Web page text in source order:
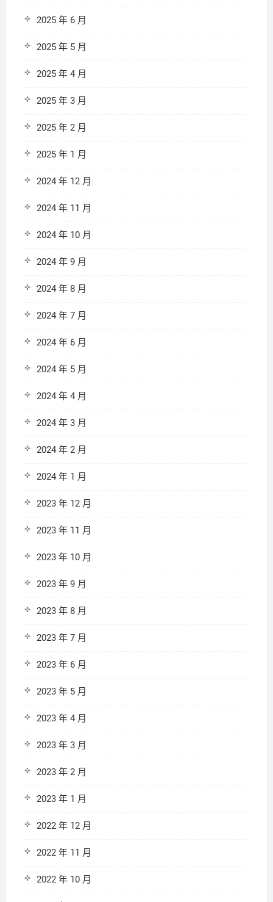
2025 年 6 月
2025 年 5 月
2025 年 4 月
2025 年 3 月
2025 年 2 月
2025 年 1 月
2024 年 12 月
2024 年 11 月
2024 年 10 月
2024 年 9 月
2024 年 8 月
2024 年 7 月
2024 年 6 月
2024 年 5 月
2024 年 4 月
2024 年 3 月
2024 年 2 月
2024 年 1 月
2023 年 12 月
2023 年 11 月
2023 年 10 月
2023 年 9 月
2023 年 8 月
2023 年 7 月
2023 年 6 月
2023 年 5 月
2023 年 4 月
2023 年 3 月
2023 年 2 月
2023 年 1 月
2022 年 12 月
2022 年 11 月
2022 年 10 月